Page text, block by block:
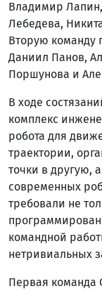
Владимир
Лебедева,
Вторую команду
Даниил Панов,
Поршунова и
В ходе
комплекс
робота для
траектории,
точки в другую,
современных
требовали не
командной
нетривиальных
Первая команда